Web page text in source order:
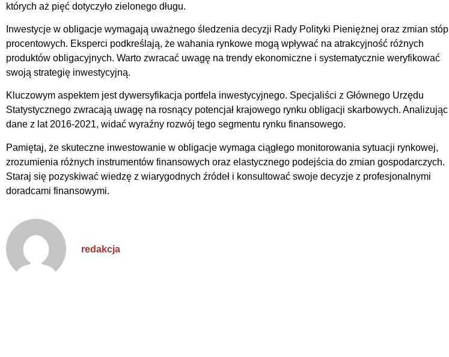
których aż pięć dotyczyło zielonego długu.
Inwestycje w obligacje wymagają uważnego śledzenia decyzji Rady Polityki Pieniężnej oraz zmian stóp
procentowych. Eksperci podkreślają, że wahania rynkowe mogą wpływać na atrakcyjność różnych
produktów obligacyjnych. Warto zwracać uwagę na trendy ekonomiczne i systematycznie weryfikować
swoją strategię inwestycyjną.
Kluczowym aspektem jest dywersyfikacja portfela inwestycyjnego. Specjaliści z Głównego Urzędu
Statystycznego zwracają uwagę na rosnący potencjał krajowego rynku obligacji skarbowych. Analizując
dane z lat 2016-2021, widać wyraźny rozwój tego segmentu rynku finansowego.
Pamiętaj, że skuteczne inwestowanie w obligacje wymaga ciągłego monitorowania sytuacji rynkowej,
zrozumienia różnych instrumentów finansowych oraz elastycznego podejścia do zmian gospodarczych.
Staraj się pozyskiwać wiedzę z wiarygodnych źródeł i konsultować swoje decyzje z profesjonalnymi
doradcami finansowymi.
redakcja